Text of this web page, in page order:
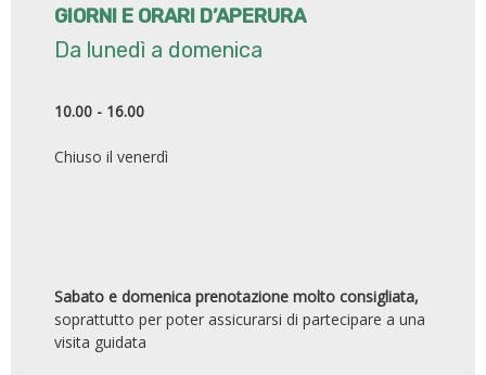
GIORNI E ORARI D’APERURA
Da lunedì a domenica
10.00 - 16.00
Chiuso il venerdì
Sabato e domenica prenotazione molto consigliata,
soprattutto per poter assicurarsi di partecipare a una
visita guidata